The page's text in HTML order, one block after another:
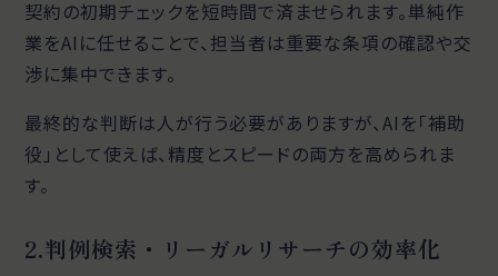
契約の初期チェックを短時間で済ませられます。単純作
業をAIに任せることで、担当者は重要な条項の確認や交
渉に集中できます。
最終的な判断は人が行う必要がありますが、AIを「補助
役」として使えば、精度とスピードの両方を高められま
す。
2.判例検索・リーガルリサーチの効率化